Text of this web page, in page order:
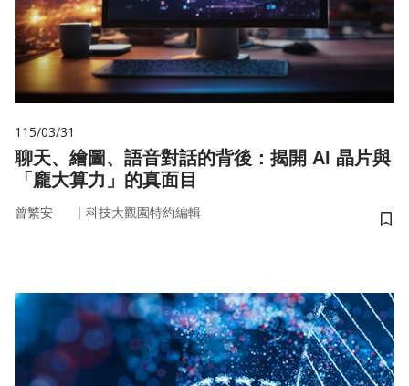
115/03/31
聊天、繪圖、語音對話的背後：揭開 AI 晶片與
「龐大算力」的真面目
曾繁安 ｜ 科技大觀園特約編輯
儲